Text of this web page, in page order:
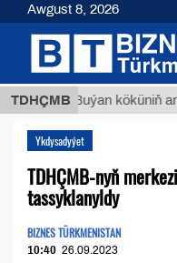
TDHÇMB
Buýan köküniň
Ykdysadyýet
TDHÇMB-nyň
tassyklanyldy
BIZNES TÜRKMENISTAN
10:40 26.09.2023
Awgust 8, 2026